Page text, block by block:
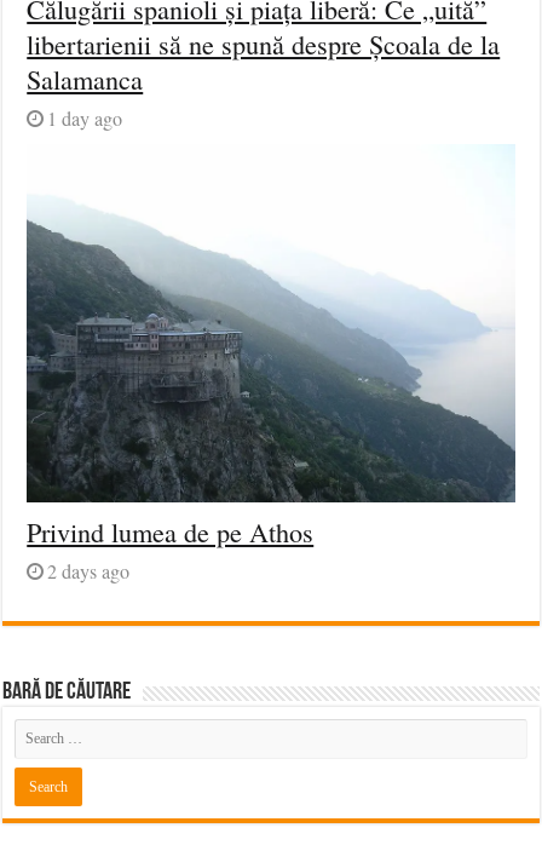
Călugării spanioli și piața liberă: Ce „uită”
libertarienii să ne spună despre Școala de la
Salamanca
1 day ago
Privind lumea de pe Athos
2 days ago
BARĂ DE CĂUTARE